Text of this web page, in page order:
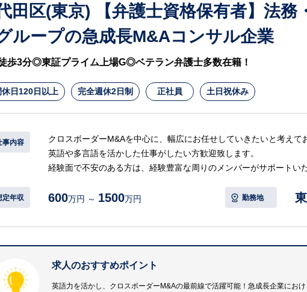
す。
・転勤はなく、日本橋駅から徒歩5分や東京駅から徒歩9分というア
す。
・家族手当や住宅購入時の社員割引、資格取得一時金制度など、ラ
ます。
田区(東京) 【弁護士資格保有者】法務
ループの急成長M&Aコンサル企業
歩3分◎東証プライム上場G◎ベテラン弁護士多数在籍！
休日120日以上 完全週休2日制 正社員 土日祝休み
事内容
クロスボーダーM&Aを中心に、幅広にお任せしていきたいと考えて
英語や多言語を活かした仕事がしたい方歓迎致します。
経験面で不安のある方は、経験豊富な周りのメンバーがサポートい
【具体的には…】
・各種法律相談対応
・株主総会対応
等
定年収 600万円 ～ 1500万円 勤務地
求人のおすすめポイント
英語力を活かし、クロスボーダーM&Aの最前線で活躍可能！急成長企業にお